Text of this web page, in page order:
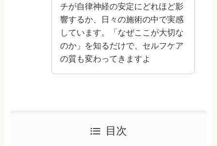
チが自律神経の安定にどれほど影
響するか、日々の施術の中で実感
しています。「なぜここが大切な
のか」を知るだけで、セルフケア
の質も変わってきますよ
目次